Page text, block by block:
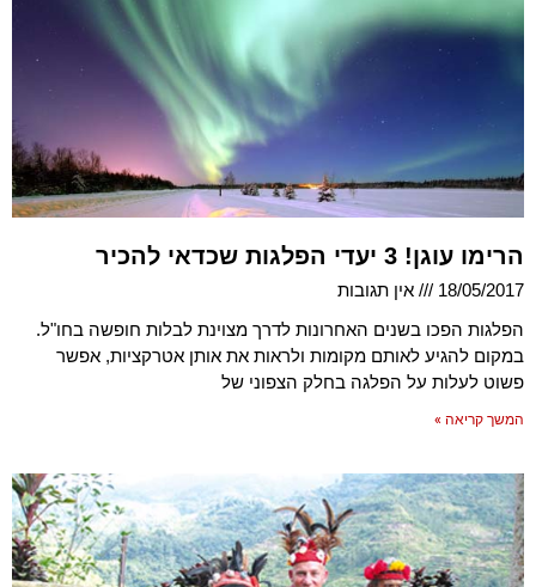
הרימו עוגן! 3 יעדי הפלגות שכדאי להכיר
18/05/2017
אין תגובות
הפלגות הפכו בשנים האחרונות לדרך מצוינת לבלות חופשה בחו"ל.
במקום להגיע לאותם מקומות ולראות את אותן אטרקציות, אפשר
פשוט לעלות על הפלגה בחלק הצפוני של
המשך קריאה »